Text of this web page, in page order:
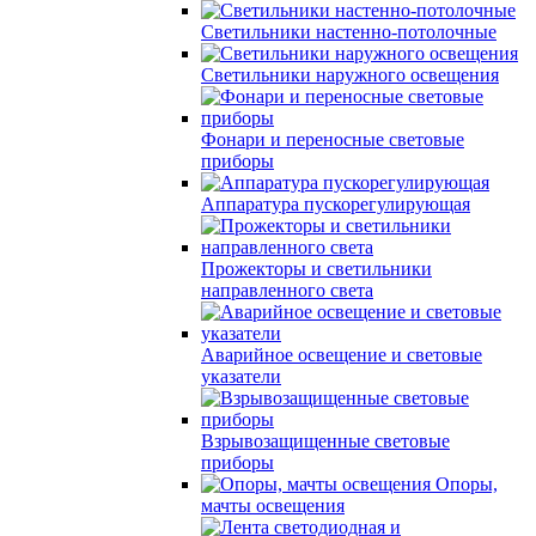
Светильники настенно-потолочные
Светильники наружного освещения
Фонари и переносные световые
приборы
Аппаратура пускорегулирующая
Прожекторы и светильники
направленного света
Аварийное освещение и световые
указатели
Взрывозащищенные световые
приборы
Опоры,
мачты освещения